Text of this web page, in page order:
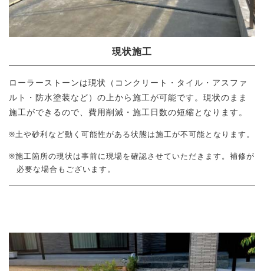
現状施工
ローラーストーンは現状（コンクリート・タイル・アスファ
ルト・防水塗装など）の上から施工が可能です。現状のまま
施工ができるので、費用削減・施工日数の短縮となります。
※土や砂利など動く可能性がある状態は施工が不可能となります。
※施工箇所の現状は事前に現場を確認させていただきます。補修が
必要な場合もございます。